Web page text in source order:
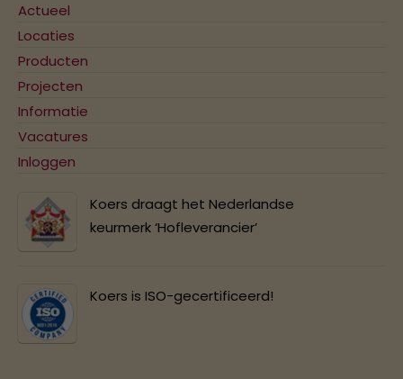
Actueel
Locaties
Producten
Projecten
Informatie
Vacatures
Inloggen
Koers draagt het Nederlandse
keurmerk ‘Hofleverancier’
Koers is ISO-gecertificeerd!